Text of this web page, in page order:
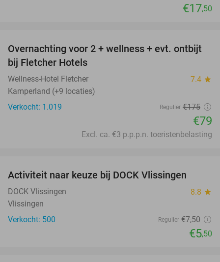
€17,50
55%
Overnachting voor 2 + wellness + evt. ontbijt
bij Fletcher Hotels
Wellness-Hotel Fletcher 7.4 star
Kamperland (+9 locaties)
Verkocht: 1.019
Regulier €175
€79
Excl. ca. €3 p.p.p.n. toeristenbelasting
Activiteit naar keuze bij DOCK Vlissingen
DOCK Vlissingen 8.8 star
Vlissingen
Verkocht: 500
Regulier €7,50
€5,50